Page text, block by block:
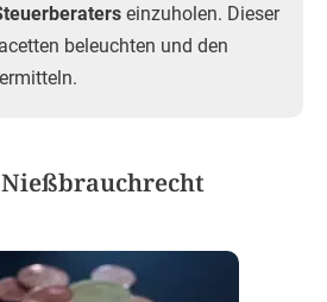
einzuholen. Dieser
beleuchten und den
Nießbrauchrecht